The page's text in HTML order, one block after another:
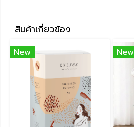
สินค้าเกี่ยวข้อง
New New